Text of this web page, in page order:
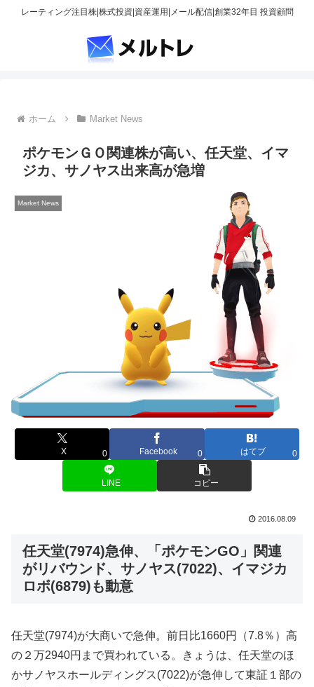
レーティング注目株|株式投資|資産運用|メール配信|創業32年目 投資顧問
ホーム Market News
ポケモンＧＯ関連株が高い、任天堂、イマ
ジカ、サノヤス出来高が急増
Market News
X 0 Facebook 0 はてブ 0
LINE コピー
2016.08.09
任天堂(7974)急伸、「ポケモンGO」関連
がリバウンド、サノヤス(7022)、イマジカ
ロボ(6879)も動意
任天堂(7974)が大商いで急伸。前日比1660円（7.8％）高
の２万2940円まで買われている。きょうは、任天堂のほ
かサノヤスホールディングス(7022)が急伸して東証１部の